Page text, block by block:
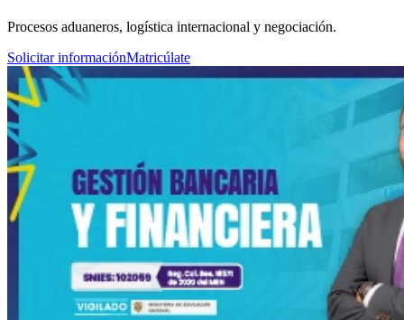
Procesos aduaneros, logística internacional y negociación.
Solicitar informaciónMatricúlate